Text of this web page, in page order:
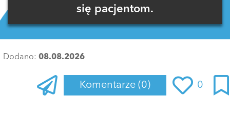
się pacjentom.
Dodano: 08.08.2026
Komentarze (0) 0